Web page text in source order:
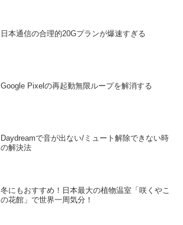
日本通信の合理的20Gプランが爆速すぎる
Google Pixelの再起動無限ループを解消する
Daydreamで音が出ない/ミュート解除できない時
の解決法
冬にもおすすめ！日本最大の植物温室「咲くやこ
の花館」で世界一周気分！